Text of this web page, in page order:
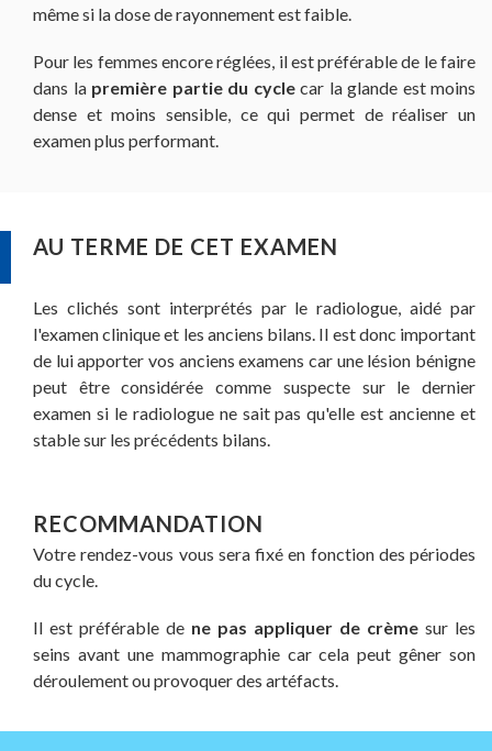
même si la dose de rayonnement est faible.
Pour les femmes encore réglées, il est préférable de le faire
dans la première partie du cyclecar la glande est moins
dense et moins sensible, ce qui permet de réaliser un
examen plus performant.
AU TERME DE CET EXAMEN
Les clichés sont interprétés par le radiologue, aidé par
l'examen clinique et les anciens bilans. Il est donc important
de lui apporter vos anciens examens car une lésion bénigne
peut être considérée comme suspecte sur le dernier
examen si le radiologue ne sait pas qu'elle est ancienne et
stable sur les précédents bilans.
RECOMMANDATION
Votre rendez-vous vous sera fixé en fonction des périodes
du cycle.
Il est préférable de ne pas appliquer de crème sur les
seins avant une mammographie car cela peut gêner son
déroulement ou provoquer des artéfacts.